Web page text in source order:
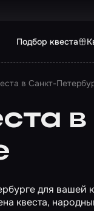
Подбор квеста
в Санкт-
для вашей
квеста,